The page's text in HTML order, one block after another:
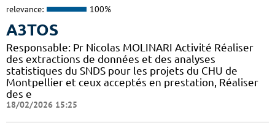
relevance: 100%
A3TOS
Responsable: Pr Nicolas MOLINARI Activité Réaliser
des extractions de données et des analyses
statistiques du SNDS pour les projets du CHU de
Montpellier et ceux acceptés en prestation, Réaliser
des e
18/02/2026 15:25